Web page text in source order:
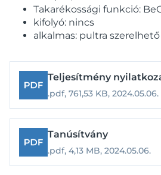
Takarékossági funkció:
kifolyó: nincs
alkalmas: pultra
Teljesítmény
.pdf, 761,53 KB, 2024.05.06.
Tanúsítvány
.pdf, 4,13 MB, 2024.05.06.